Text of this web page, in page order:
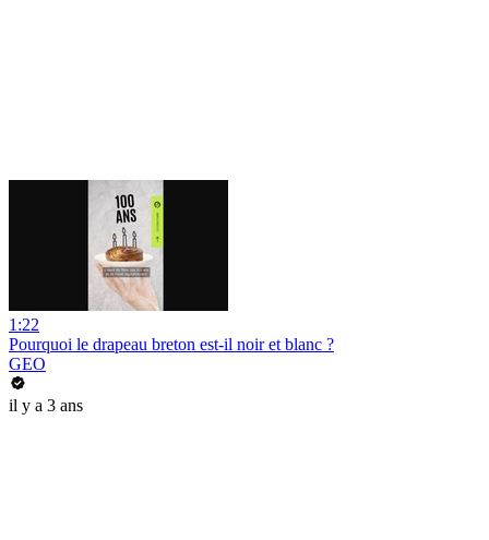
1:22
Pourquoi le drapeau breton est-il noir et blanc ?
GEO
il y a 3 ans